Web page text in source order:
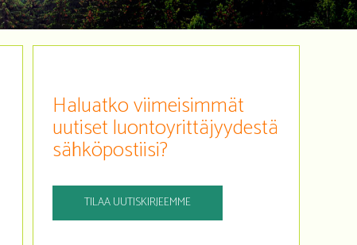
Haluatko viimeisimmät
uutiset luontoyrittäjyydestä
sähköpostiisi?
TILAA UUTISKIRJEEMME